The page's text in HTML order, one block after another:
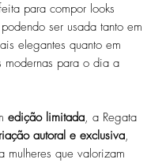
para compor looks
ser usada tanto em
elegantes quanto em
modernas para o dia a
edição limitada, a Regata
autoral e exclusiva,
mulheres que valorizam